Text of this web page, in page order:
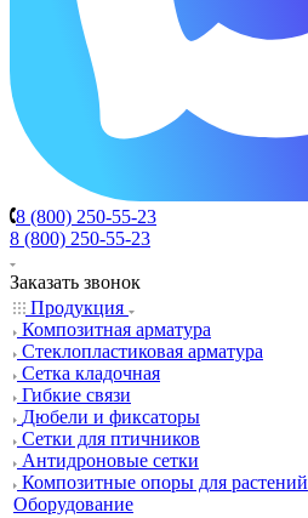
8 (800) 250-55-23
8 (800) 250-55-23
Заказать звонок
Продукция
Композитная арматура
Cтеклопластиковая арматура
Сетка кладочная
Гибкие связи
Дюбели и фиксаторы
Сетки для птичников
Антидроновые сетки
Композитные опоры для растений
Оборудование